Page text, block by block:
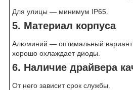
Для улицы — минимум IP65.
5. Материал корпуса
Алюминий — оптимальный вариант:
хорошо охлаждает диоды.
6. Наличие драйвера
От него зависит срок службы.